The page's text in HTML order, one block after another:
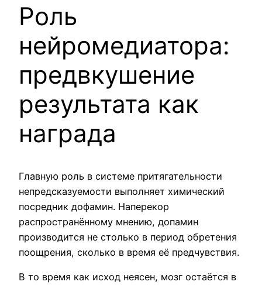
Роль
нейромедиатора:
предвкушение
результата как
награда
Главную роль в системе притягательности
непредсказуемости выполняет химический
посредник дофамин. Наперекор
распространённому мнению, допамин
производится не столько в период обретения
поощрения, сколько в время её предчувствия.
В то время как исход неясен, мозг остаётся в